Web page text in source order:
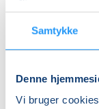
Samtykke
Denne
Vi bruger
DKK 395,00
Ledig-KBH
DKK 372,00
Ledig-FRB
DKK 375,00